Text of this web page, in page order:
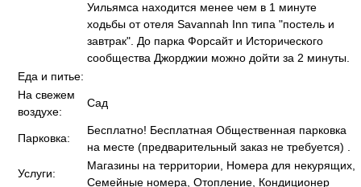
Уильямса находится менее чем в 1 минуте
ходьбы от отеля Savannah Inn типа "постель и
завтрак". До парка Форсайт и Исторического
сообщества Джорджии можно дойти за 2 минуты.
Еда и питье:
На свежем
воздухе:
Сад
Парковка:
Бесплатно! Бесплатная Общественная парковка
на месте (предварительный заказ не требуется) .
Услуги:
Магазины на территории, Номера для некурящих,
Семейные номера, Отопление, Кондиционер